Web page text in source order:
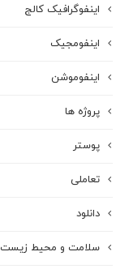
اینفوگرافیک کالج
اینفومجیک
اینفوموشن
پروژه ها
پوستر
تعاملی
دانلود
سلامت و محیط زیست